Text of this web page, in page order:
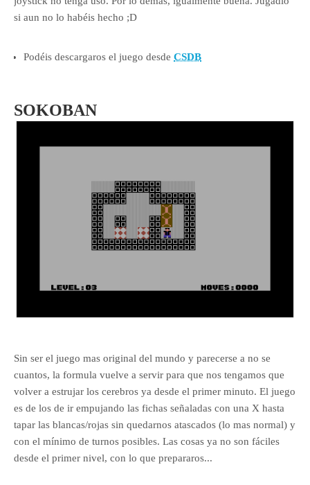
si aun no lo habéis hecho ;D
Podéis descargaros el juego desde CSDB
SOKOBAN
Sin ser el juego mas original del mundo y parecerse a no se
cuantos, la formula vuelve a servir para que nos tengamos que
volver a estrujar los cerebros ya desde el primer minuto. El juego
es de los de ir empujando las fichas señaladas con una X hasta
tapar las blancas/rojas sin quedarnos atascados (lo mas normal) y
con el mínimo de turnos posibles. Las cosas ya no son fáciles
desde el primer nivel, con lo que prepararos...